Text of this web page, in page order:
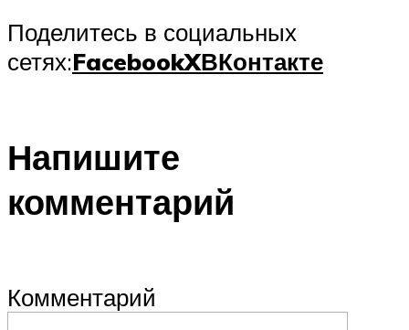
Поделитесь в социальных
сетях:FacebookXВКонтакте
Напишите
комментарий
Комментарий